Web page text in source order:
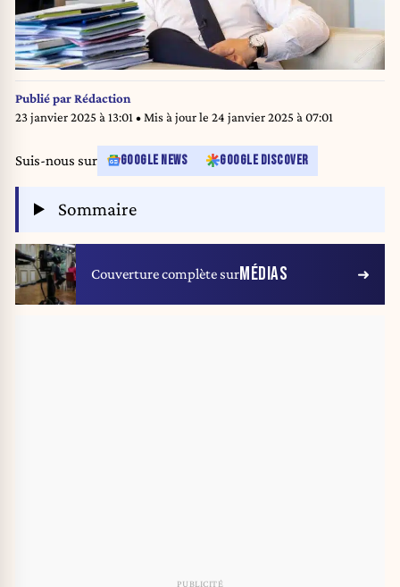
Publié parRédaction
23 janvier 2025 à 13:01 • Mis à jour le 24 janvier 2025 à 07:01
Suis-nous sur GOOGLE NEWS GOOGLE DISCOVER
Sommaire
Couverture complète surMÉDIAS